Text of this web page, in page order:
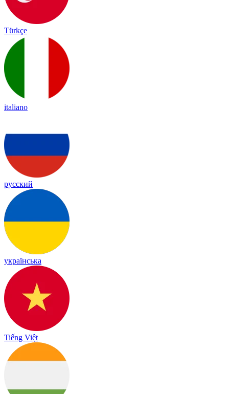
Türkçe
italiano
русский
українська
Tiếng Việt